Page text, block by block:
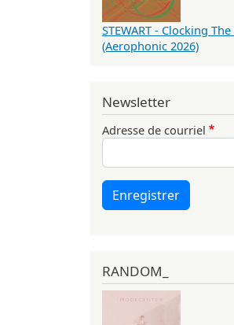
STEWART - Clocking
(Aerophonic 2026)
Newsletter
Adresse de courriel
Enregistrer
RANDOM_